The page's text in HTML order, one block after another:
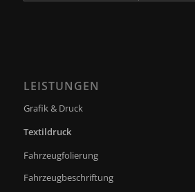
LEISTUNGEN
Grafik & Druck
Textildruck
Fahrzeugfolierung
Fahrzeugbeschriftung